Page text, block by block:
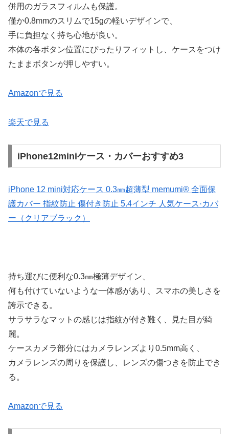
併用のガラスフィルムも保護。
僅か0.8mmのスリムで15gの軽いデザインで、
手に負担なく持ち心地が良い。
本体の各ボタン位置にぴったりフィットし、ケースをつけ
たままボタンが押しやすい。
Amazonで見る
楽天で見る
iPhone12miniケース・カバーおすすめ3
iPhone 12 mini対応ケース 0.3㎜超薄型 memumi® 全面保
護カバー 指紋防止 傷付き防止 5.4インチ 人気ケース·カバ
ー（クリアブラック）
持ち運びに便利な0.3㎜極薄デザイン、
何も付けていないような一体感があり、スマホの美しさを
誇示できる。
サラサラなマットの感じは指紋が付き難く、見た目が綺
麗。
ケースカメラ部分にはカメラレンズより0.5mm高く、
カメラレンズの周りを保護し、レンズの傷つきを防止でき
る。
Amazonで見る